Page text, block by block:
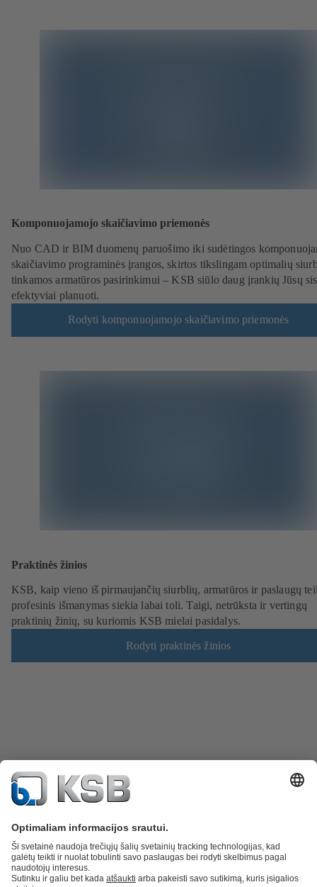
Komponuojamojo skaičiavimo priemonės
Nuo CAD ir BIM duomenų paruošimo iki sudėtingos
skaičiavimo programinės įrangos, skirtos tikslingam optimalių
tinkamos armatūros pasirinkimui – KSB siūlo daug įrankių Jūsų
efektyviai planuoti.
Rodyti komponuojamojo skaičiavimo priemonės
Praktinės žinios
KSB, kaip vieno iš pirmaujančių siurblių, armatūros ir paslaugų
profesinis išmanymas siekia labai toli. Taigi, netrūksta ir vertingų
praktinių žinių, su kuriomis KSB mielai pasidalys.
Rodyti praktinės žinios